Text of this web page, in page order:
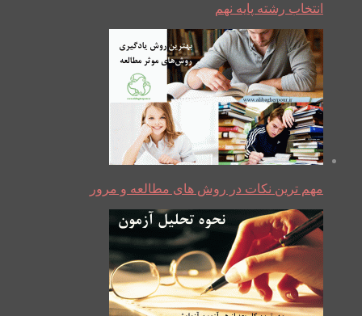
انتخاب رشته پایه نهم
مهم ترین نکات در روش های مطالعه و مرور